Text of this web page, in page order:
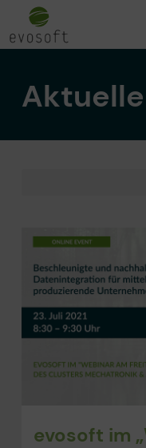
evosoft im